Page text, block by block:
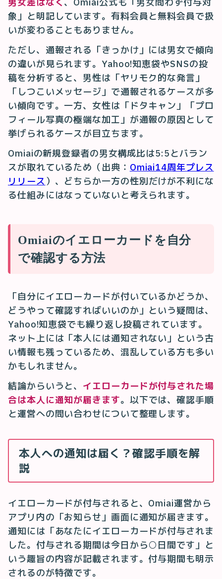
象」と明記しています。有料会員と無料会員で扱
いが変わることもありません。
ただし、通報される「きっかけ」には男女で傾向
の違いが見られます。Yahoo!知恵袋やSNSの投
稿を分析すると、男性は「ヤリモク的な発言」
「しつこいメッセージ」で通報されるケースが多
い傾向です。一方、女性は「ドタキャン」「プロ
フィール写真の極端な加工」が通報の原因として
挙げられるケースが目立ちます。
Omiaiの新規登録者の男女構成比は5:5とバラン
スが取れているため（出典： Omiai14周年プレス
リリース ）、どちらか一方の性別だけが不利にな
る仕組みにはなっていないと考えられます。
Omiaiのイエローカードを自分
で確認する方法
「自分にイエローカードが付いているかどうか、
どうやって確認すればいいのか」という疑問は、
Yahoo!知恵袋でも繰り返し投稿されています。
ネット上には「本人には通知されない」という古
い情報も残っているため、混乱している方も多い
かもしれません。
結論からいうと、 イエローカードが付与された場
合は本人に通知が届きます。以下では、確認手順
と運営への問い合わせについて整理します。
本人への通知は届く？確認手順を解
説
イエローカードが付与されると、Omiai運営から
アプリ内の「お知らせ」画面に通知が届きます。
通知には「あなたにイエローカードが付与されま
した。付与される期間は今日から○日間です」と
いう趣旨の内容が記載されます。付与期間も明示
されるのが特徴です。